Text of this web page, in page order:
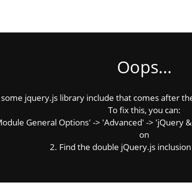
Oops...
jquery.js library include that comes after
To fix this, you can:
General Options' -> 'Advanced' -> 'jQuery
on
2. Find the double jQuery.js